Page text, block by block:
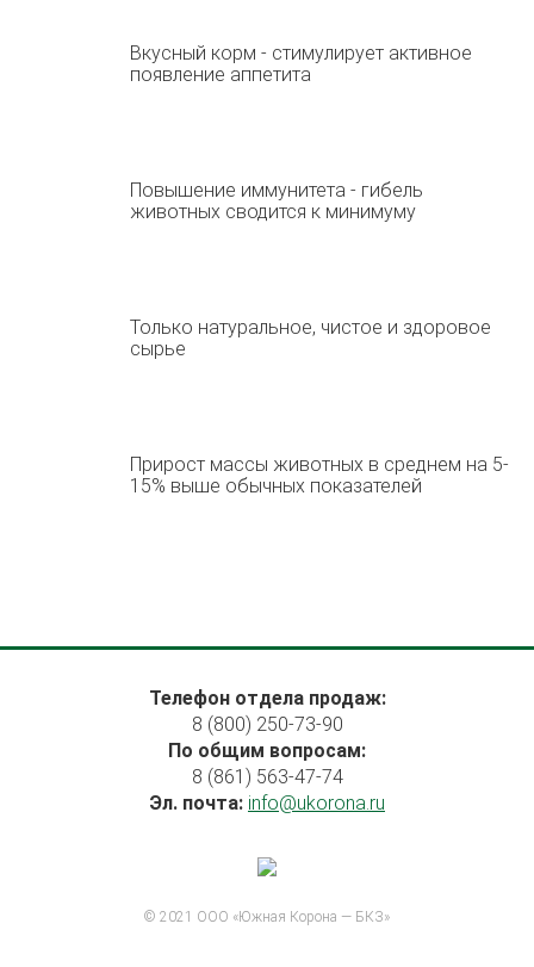
Вкусный корм - стимулирует активное
появление аппетита
Повышение иммунитета - гибель
животных сводится к минимуму
Только натуральное, чистое и здоровое
сырье
Прирост массы животных в среднем на 5-
15% выше обычных показателей
Телефон отдела продаж:
8 (800) 250-73-90
По общим вопросам:
8 (861) 563-47-74
Эл. почта: info@ukorona.ru
© 2021 ООО «Южная Корона — БКЗ»